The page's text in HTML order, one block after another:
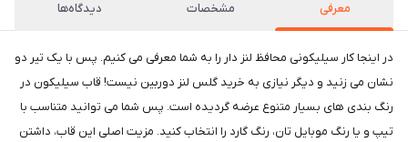
معرفی مشخصات دیدگاه‌ها
در اینجا کار سیلیکونی محافظ لنز دار را به شما معرفی می کنیم. پس با یک تیر دو
نشان می زنید و دیگر نیازی به خرید گلس لنز دوربین نیست! قاب سیلیکون در
رنگ بندی های بسیار متنوع عرضه گردیده است. پس شما می توانید متناسب با
تیپ و یا رنگ موبایل تان، رنگ گارد را انتخاب کنید. مزیت اصلی این قاب، داشتن